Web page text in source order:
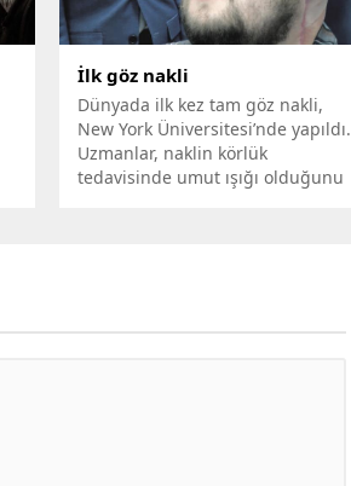
İlk göz nakli
Dünyada ilk kez tam göz nakli,
New York Üniversitesi’nde yapıldı.
Uzmanlar, naklin körlük
tedavisinde umut ışığı olduğunu